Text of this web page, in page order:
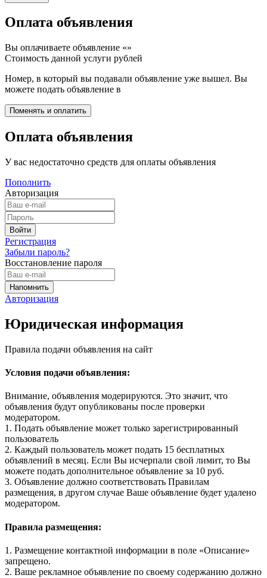
Оплата объявления
Вы оплачиваете объявление «»
Стоимость данной услуги рублей
Номер, в который вы подавали объявление уже вышел. Вы
можете подать объявление в
Оплата объявления
У вас недостаточно средств для оплаты объявления
Пополнить
Авторизация
Регистрация
Забыли пароль?
Восстановление пароля
Авторизация
Юридическая информация
Правила подачи объявления на сайт
Условия подачи объявления:
Внимание, объявления модерируются. Это значит, что
объявления будут опубликованы после проверки
модератором.
1. Подать объявление может только зарегистрированный
пользователь
2. Каждый пользователь может подать 15 бесплатных
объявлений в месяц. Если Вы исчерпали свой лимит, то Вы
можете подать дополнительное объявление за 10 руб.
3. Объявление должно соответствовать Правилам
размещения, в другом случае Ваше объявление будет удалено
модератором.
Правила размещения:
1. Размещение контактной информации в поле «Описание»
запрещено.
2. Ваше рекламное объявление по своему содержанию должно